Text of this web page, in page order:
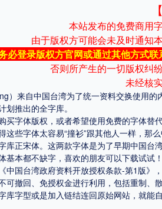
台 更多
打包下载 海报素材下载
字体程序 字体人物 字体网站
本站发布的免费商用
由于版权方可能会未及时通知
必登录版权方官网或通过其他方式
否则所产生的一切版权纠
未经核
）来自中国台湾为了统一资料交换使用
推出的全字库。
买字体版权，或者希望使用免费的字体
这些字体太容易“撞衫”跟其他人一样，
库正宋体。这两款字体是为了早期中国
基本都不缺字，喜欢的朋友可以下载试试
中国台湾政府资料开放授权条款-第1版》
可撤回、免授权金进行利用，包括重制
库字型或是加入链结连回原始网站，就能